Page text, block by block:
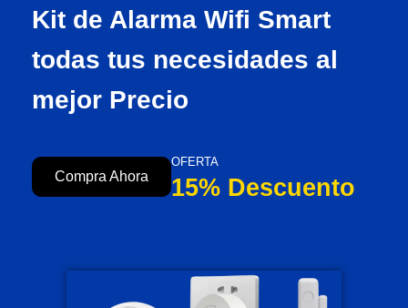
Kit de Alarma Wifi Smart
todas tus necesidades al
mejor Precio
Compra Ahora
OFERTA
15% Descuento